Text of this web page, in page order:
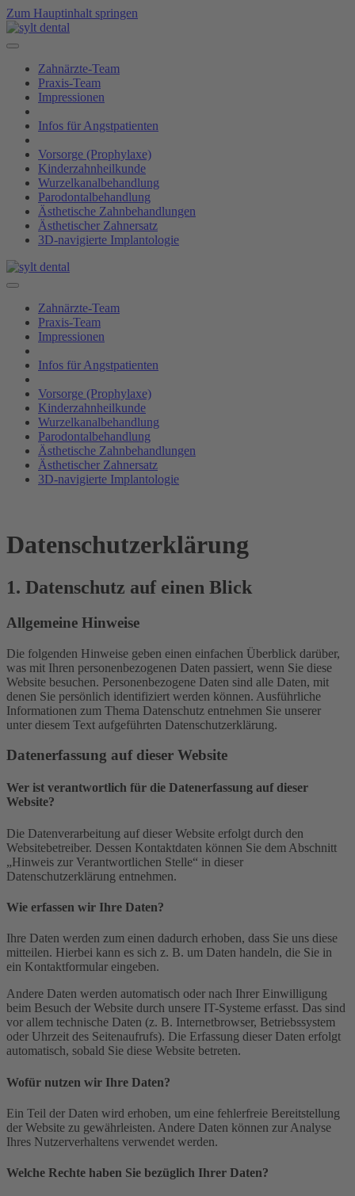
Zum Hauptinhalt springen
Zahnärzte-Team
Praxis-Team
Impressionen
Infos für Angstpatienten
Vorsorge (Prophylaxe)
Kinderzahnheilkunde
Wurzelkanalbehandlung
Parodontalbehandlung
Ästhetische Zahnbehandlungen
Ästhetischer Zahnersatz
3D-navigierte Implantologie
Zahnärzte-Team
Praxis-Team
Impressionen
Infos für Angstpatienten
Vorsorge (Prophylaxe)
Kinderzahnheilkunde
Wurzelkanalbehandlung
Parodontalbehandlung
Ästhetische Zahnbehandlungen
Ästhetischer Zahnersatz
3D-navigierte Implantologie
Datenschutz­erklärung
1. Datenschutz auf einen Blick
Allgemeine Hinweise
Die folgenden Hinweise geben einen einfachen Überblick darüber,
was mit Ihren personenbezogenen Daten passiert, wenn Sie diese
Website besuchen. Personenbezogene Daten sind alle Daten, mit
denen Sie persönlich identifiziert werden können. Ausführliche
Informationen zum Thema Datenschutz entnehmen Sie unserer
unter diesem Text aufgeführten Datenschutzerklärung.
Datenerfassung auf dieser Website
Wer ist verantwortlich für die Datenerfassung auf dieser
Website?
Die Datenverarbeitung auf dieser Website erfolgt durch den
Websitebetreiber. Dessen Kontaktdaten können Sie dem Abschnitt
„Hinweis zur Verantwortlichen Stelle“ in dieser
Datenschutzerklärung entnehmen.
Wie erfassen wir Ihre Daten?
Ihre Daten werden zum einen dadurch erhoben, dass Sie uns diese
mitteilen. Hierbei kann es sich z. B. um Daten handeln, die Sie in
ein Kontaktformular eingeben.
Andere Daten werden automatisch oder nach Ihrer Einwilligung
beim Besuch der Website durch unsere IT-Systeme erfasst. Das sind
vor allem technische Daten (z. B. Internetbrowser, Betriebssystem
oder Uhrzeit des Seitenaufrufs). Die Erfassung dieser Daten erfolgt
automatisch, sobald Sie diese Website betreten.
Wofür nutzen wir Ihre Daten?
Ein Teil der Daten wird erhoben, um eine fehlerfreie Bereitstellung
der Website zu gewährleisten. Andere Daten können zur Analyse
Ihres Nutzerverhaltens verwendet werden.
Welche Rechte haben Sie bezüglich Ihrer Daten?